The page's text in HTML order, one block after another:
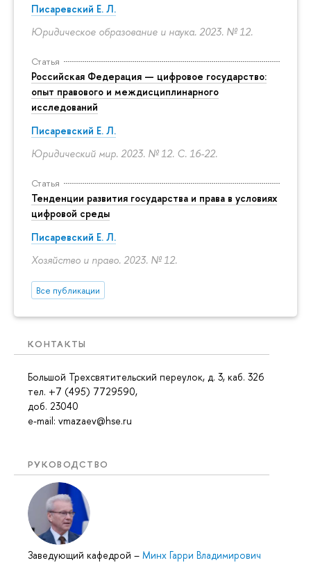
Писаревский Е. Л.
Юридическое образование и наука. 2023. № 12.
Статья
Российская Федерация — цифровое государство:
опыт правового и междисциплинарного
исследований
Писаревский Е. Л.
Юридический мир. 2023. № 12. С. 16-22.
Статья
Тенденции развития государства и права в условиях
цифровой среды
Писаревский Е. Л.
Хозяйство и право. 2023. № 12.
Все публикации
КОНТАКТЫ
Большой Трехсвятительский переулок, д. 3, каб. 326
тел. +7 (495) 7729590,
доб. 23040
e-mail: vmazaev@hse.ru
РУКОВОДСТВО
Заведующий кафедрой – Минх Гарри Владимирович